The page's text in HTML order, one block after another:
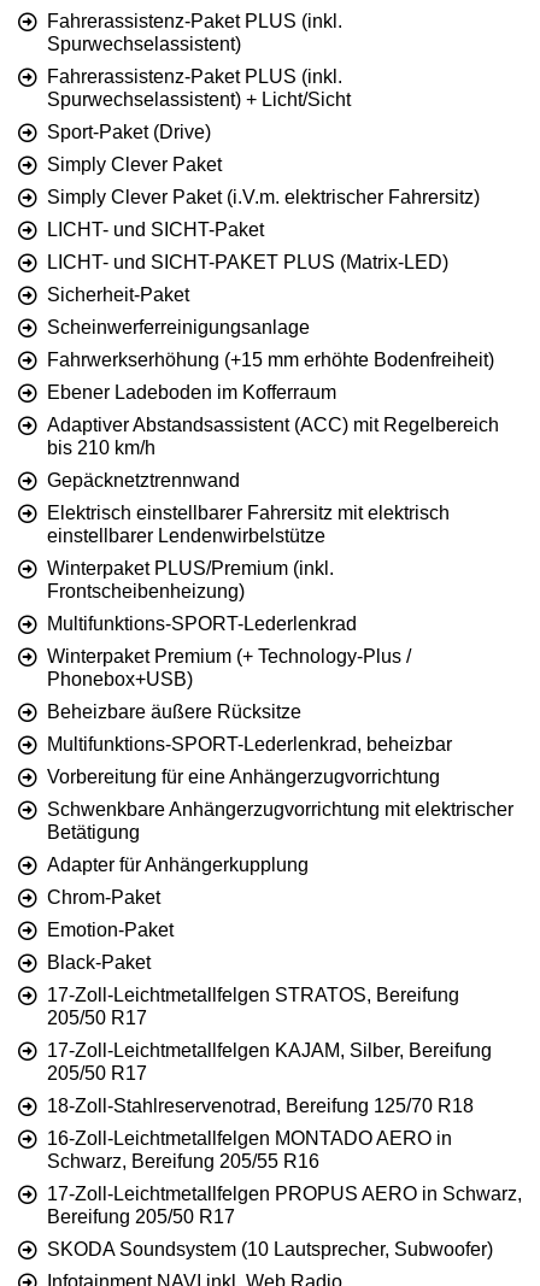
Fahrerassistenz-Paket PLUS (inkl.
Spurwechselassistent)
Fahrerassistenz-Paket PLUS (inkl.
Spurwechselassistent) + Licht/Sicht
Sport-Paket (Drive)
Simply Clever Paket
Simply Clever Paket (i.V.m. elektrischer Fahrersitz)
LICHT- und SICHT-Paket
LICHT- und SICHT-PAKET PLUS (Matrix-LED)
Sicherheit-Paket
Scheinwerferreinigungsanlage
Fahrwerkserhöhung (+15 mm erhöhte Bodenfreiheit)
Ebener Ladeboden im Kofferraum
Adaptiver Abstandsassistent (ACC) mit Regelbereich
bis 210 km/h
Gepäcknetztrennwand
Elektrisch einstellbarer Fahrersitz mit elektrisch
einstellbarer Lendenwirbelstütze
Winterpaket PLUS/Premium (inkl.
Frontscheibenheizung)
Multifunktions-SPORT-Lederlenkrad
Winterpaket Premium (+ Technology-Plus /
Phonebox+USB)
Beheizbare äußere Rücksitze
Multifunktions-SPORT-Lederlenkrad, beheizbar
Vorbereitung für eine Anhängerzugvorrichtung
Schwenkbare Anhängerzugvorrichtung mit elektrischer
Betätigung
Adapter für Anhängerkupplung
Chrom-Paket
Emotion-Paket
Black-Paket
17-Zoll-Leichtmetallfelgen STRATOS, Bereifung
205/50 R17
17-Zoll-Leichtmetallfelgen KAJAM, Silber, Bereifung
205/50 R17
18-Zoll-Stahlreservenotrad, Bereifung 125/70 R18
16-Zoll-Leichtmetallfelgen MONTADO AERO in
Schwarz, Bereifung 205/55 R16
17-Zoll-Leichtmetallfelgen PROPUS AERO in Schwarz,
Bereifung 205/50 R17
SKODA Soundsystem (10 Lautsprecher, Subwoofer)
Infotainment NAVI inkl. Web Radio